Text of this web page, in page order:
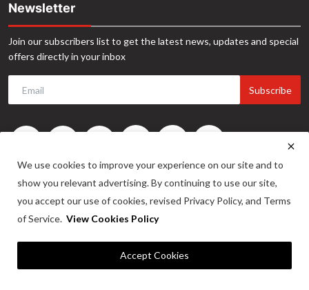
Newsletter
Join our subscribers list to get the latest news, updates and special
offers directly in your inbox
Subscribe
©2024. INA News. All Rights Reserved. Website Developed by -
We use cookies to improve your experience on our site and to
show you relevant advertising. By continuing to use our site,
you accept our use of cookies, revised Privacy Policy, and Terms
of Service. View Cookies Policy
Accept Cookies